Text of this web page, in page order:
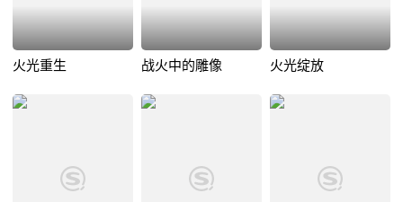
火光重生 战火中的雕像 火光绽放